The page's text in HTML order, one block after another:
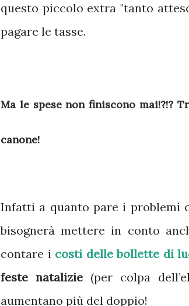
questo piccolo extra "tanto
pagare le tasse.
Ma le spese non finiscono mai!?!?
canone!
Infatti a quanto pare i problemi
bisognerà mettere in conto
contare i costi delle bollette di
feste natalizie (per colpa
aumentano più del doppio!